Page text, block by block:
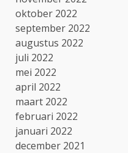
oktober 2022
september 2022
augustus 2022
juli 2022
mei 2022
april 2022
maart 2022
februari 2022
januari 2022
december 2021